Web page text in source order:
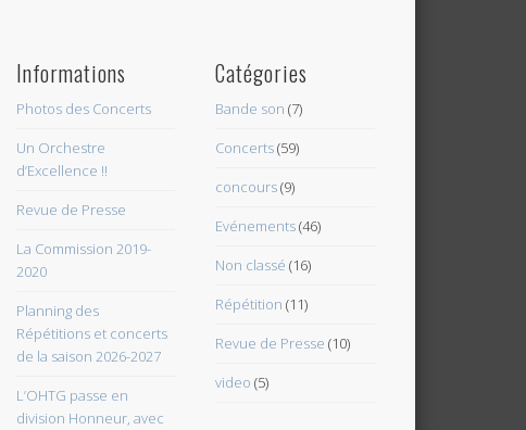
Informations
Photos des Concerts
Un Orchestre
d’Excellence !!
Revue de Presse
La Commission 2019-
2020
Planning des
Répétitions et concerts
de la saison 2026-2027
L’OHTG passe en
division Honneur, avec
Catégories
Bande son (7)
Concerts(59)
concours(9)
Evénements(46)
Non classé (16)
Répétition (11)
Revue de Presse (10)
video (5)